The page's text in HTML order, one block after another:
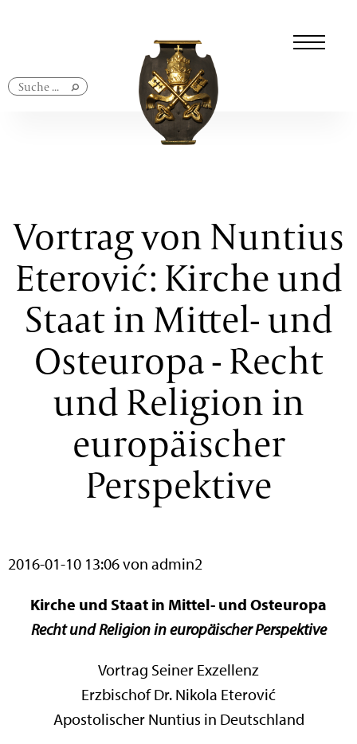
Vortrag von Nuntius
Eterović: Kirche und
Staat in Mittel- und
Osteuropa - Recht
und Religion in
europäischer
Perspektive
2016-01-10 13:06von admin2
Kirche und Staat in Mittel- und Osteuropa
Recht und Religion in europäischer Perspektive
Vortrag Seiner Exzellenz
Erzbischof Dr. Nikola Eterović
Apostolischer Nuntius in Deutschland